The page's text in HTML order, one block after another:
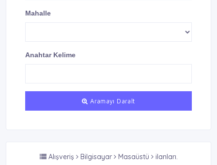
Mahalle
Anahtar Kelime
Aramayı Daralt
Alışveriş Bilgisayar Masaüstü ilanları.